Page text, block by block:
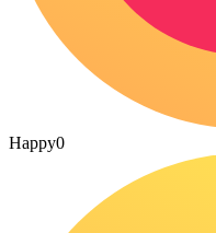
Happy0